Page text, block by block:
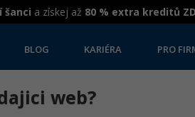
šanci a získej až 80 % extra kreditů
BLOG KARIÉRA PRO
web?